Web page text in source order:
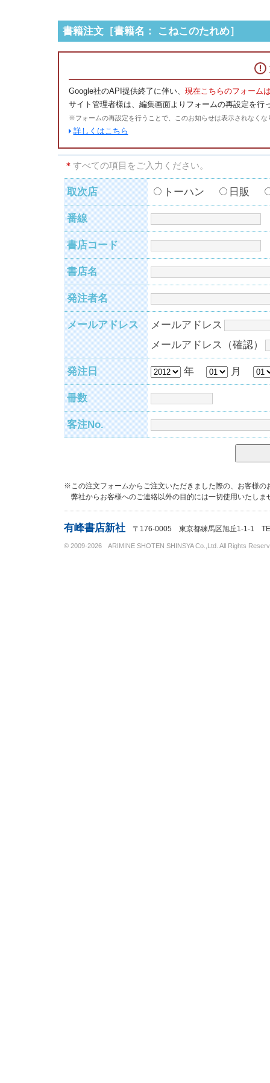
書籍注文［書籍名： こねこのたれめ］
Google社のAPI提供終了に伴い、 現在こちらのフォーム
サイト管理者様は、編集画面よりフォームの再設定を行
※フォームの再設定を行うことで、このお知らせは表示されなくな
詳しくはこちら
＊ すべての項目をご入力ください。
取次店 トーハン 日販
番線
書店コード
書店名
発注者名
メールアドレス
メールアドレス
メールアドレス（確認）
発注日 年 月
冊数
客注No.
※この注文フォームからご注文いただきました際の、お客様
弊社からお客様へのご連絡以外の目的には一切使用いたしま
有峰書店新社〒176-0005 東京都練馬区旭丘1-1-1
© 2009-2026 ARIMINE SHOTEN SHINSYA Co.,Ltd. All Rights